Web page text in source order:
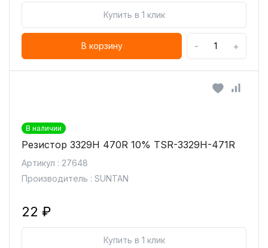
Купить в 1 клик
В корзину - +
В наличии
Резистор 3329H 470R 10% TSR-3329H-471R
Артикул : 27648
Производитель : SUNTAN
22 ₽
Купить в 1 клик